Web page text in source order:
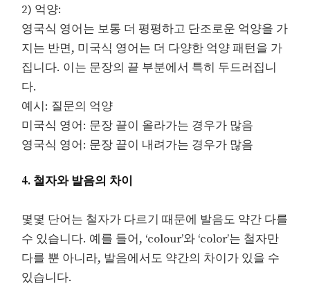
2) 억양:
영국식 영어는 보통 더 평평하고 단조로운 억양을 가
지는 반면, 미국식 영어는 더 다양한 억양 패턴을 가
집니다. 이는 문장의 끝 부분에서 특히 두드러집니
다.
예시: 질문의 억양
미국식 영어: 문장 끝이 올라가는 경우가 많음
영국식 영어: 문장 끝이 내려가는 경우가 많음
4. 철자와 발음의 차이
몇몇 단어는 철자가 다르기 때문에 발음도 약간 다를
수 있습니다. 예를 들어, ‘colour’와 ‘color’는 철자만
다를 뿐 아니라, 발음에서도 약간의 차이가 있을 수
있습니다.